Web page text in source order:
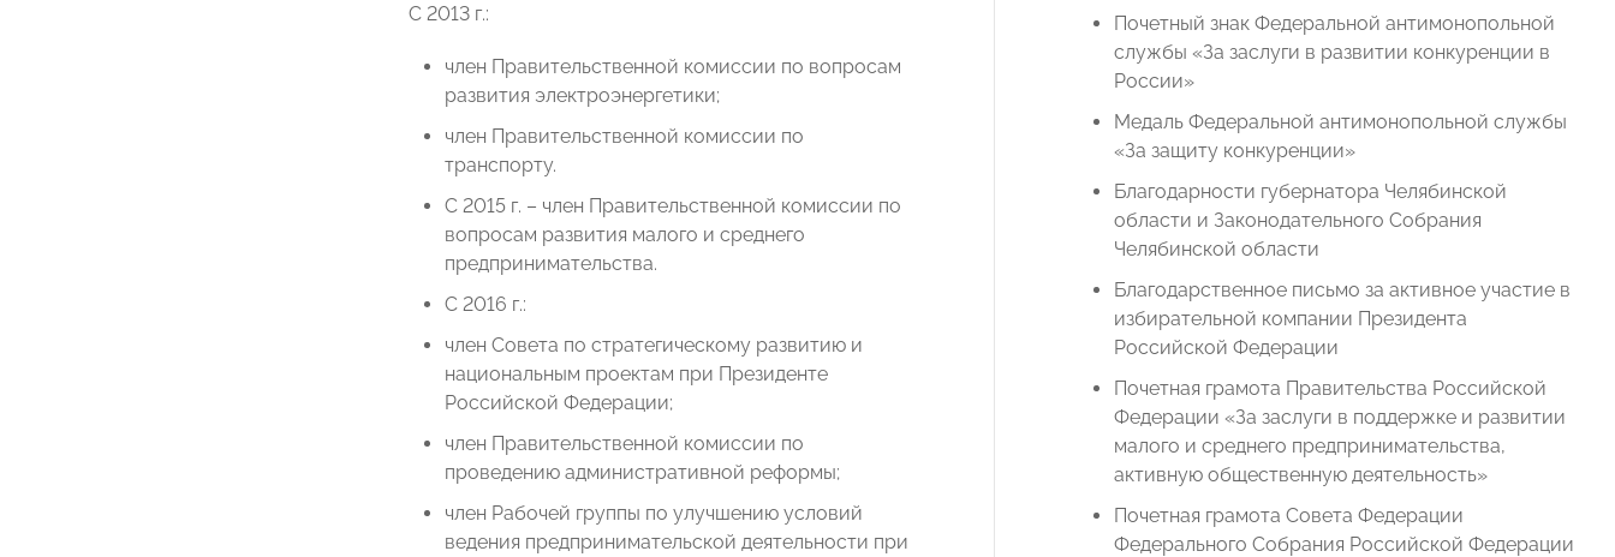
С 2013 г.:
член Правительственной комиссии по вопросам
развития электроэнергетики;
член Правительственной комиссии по
транспорту.
С 2015 г. – член Правительственной комиссии по
вопросам развития малого и среднего
предпринимательства.
С 2016 г.:
член Совета по стратегическому развитию и
национальным проектам при Президенте
Российской Федерации;
член Правительственной комиссии по
проведению административной реформы;
член Рабочей группы по улучшению условий
ведения предпринимательской деятельности при
Почетный знак Федеральной антимонопольной
службы «За заслуги в развитии конкуренции в
России»
Медаль Федеральной антимонопольной службы
«За защиту конкуренции»
Благодарности губернатора Челябинской
области и Законодательного Собрания
Челябинской области
Благодарственное письмо за активное участие в
избирательной компании Президента
Российской Федерации
Почетная грамота Правительства Российской
Федерации «За заслуги в поддержке и развитии
малого и среднего предпринимательства,
активную общественную деятельность»
Почетная грамота Совета Федерации
Федерального Собрания Российской Федерации